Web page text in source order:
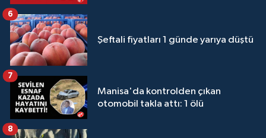
Şeftali fiyatları 1 günde yarıya düştü
6
Manisa'da kontrolden çıkan
otomobil takla attı: 1 ölü
7
8